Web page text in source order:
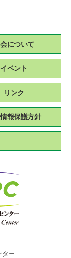
について
イベント
リンク
報保護方針
ター